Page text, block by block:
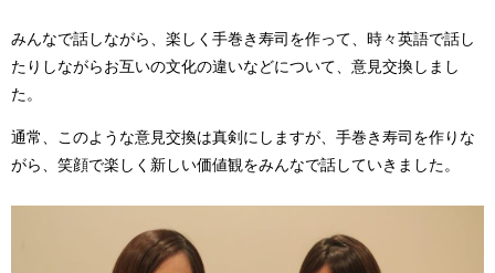
みんなで話しながら、楽しく手巻き寿司を作って、時々英語で話し
たりしながらお互いの文化の違いなどについて、意見交換しまし
た。
通常、このような意見交換は真剣にしますが、手巻き寿司を作りな
がら、笑顔で楽しく新しい価値観をみんなで話していきました。